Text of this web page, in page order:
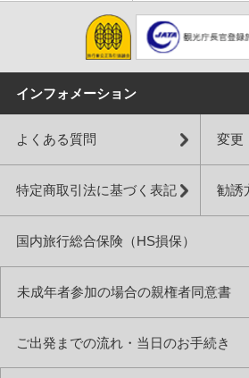
インフォメーション
よくある質問 変更
特定商取引法に基づく表記 勧誘
国内旅行総合保険（HS損保）
未成年者参加の場合の親権者同意書
ご出発までの流れ・当日のお手続き